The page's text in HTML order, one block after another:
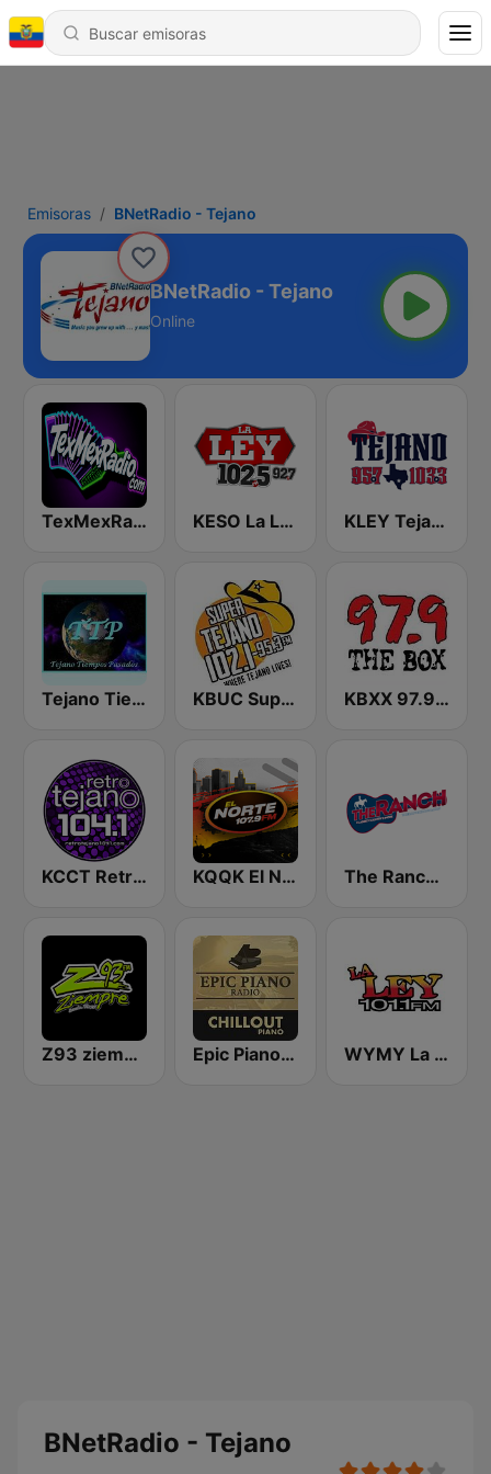
Emisoras BNetRadio - Tejano
BNetRadio - Tejano
Online
TexMexRadio.com KESO La Ley 102.5 and 92.7 FM KLEY Tejano 95.7 & 103.3
Tejano Tiempos Pasados KBUC Super Tejano 102.1 (US Only) KBXX 97.9 The Box (US Only)
KCCT Retro Tejano 104.1 FM KQQK El Norte 107.9 / 101.7 FM The Ranch - Classic Country
Z93 ziempre FM Epic Piano - CHILLOUT PIANO WYMY La Ley 101.1 FM
BNetRadio - Tejano